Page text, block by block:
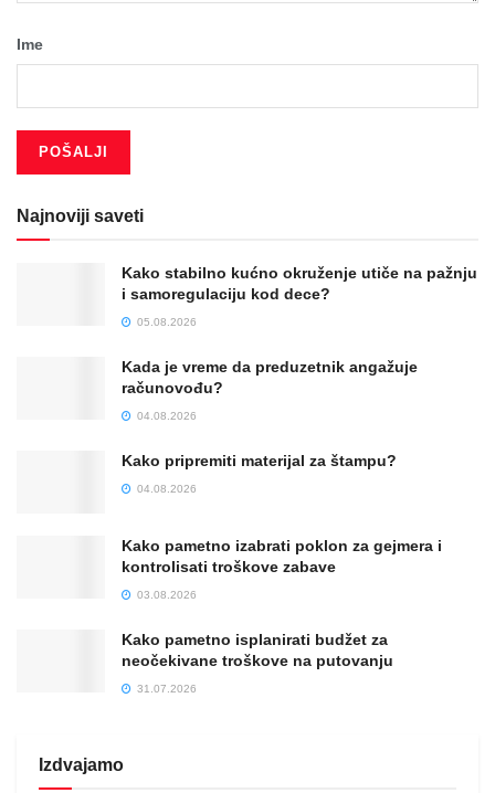
Ime
Najnoviji saveti
Kako stabilno kućno okruženje utiče na pažnju
i samoregulaciju kod dece?
05.08.2026
Kada je vreme da preduzetnik angažuje
računovođu?
04.08.2026
Kako pripremiti materijal za štampu?
04.08.2026
Kako pametno izabrati poklon za gejmera i
kontrolisati troškove zabave
03.08.2026
Kako pametno isplanirati budžet za
neočekivane troškove na putovanju
31.07.2026
Izdvajamo